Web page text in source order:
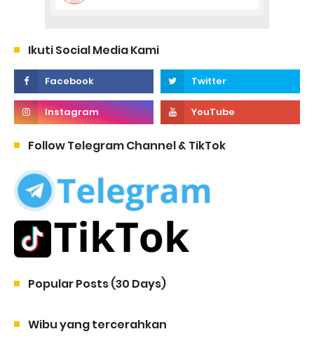
Ikuti Social Media Kami
Follow Telegram Channel & TikTok
Popular Posts (30 Days)
Wibu yang tercerahkan